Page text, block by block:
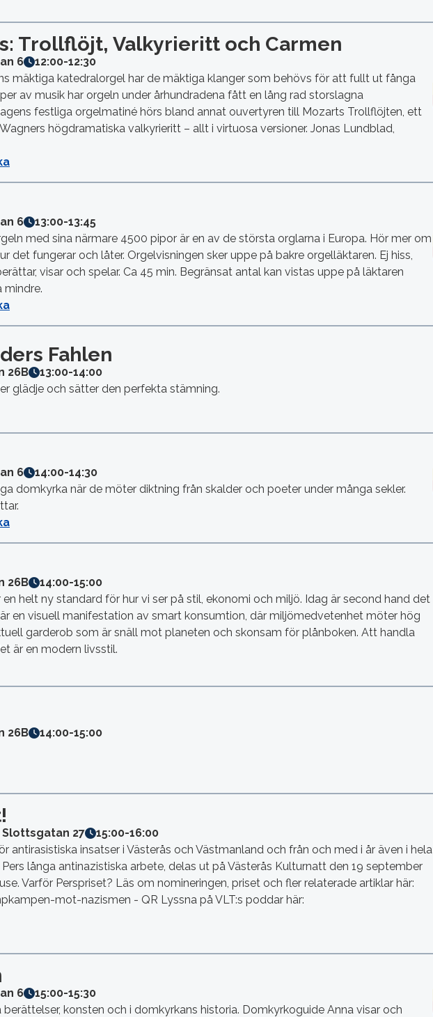
Trollflöjt, Valkyrieritt och Carmen
6 12:00-12:30
mäktiga katedralorgel har de mäktiga klanger som behövs för att fullt ut fånga
av musik har orgeln under århundradena fått en lång rad storslagna
festliga orgelmatiné hörs bland annat ouvertyren till Mozarts Trollflöjten, ett
högdramatiska valkyrieritt – allt i virtuosa versioner. Jonas Lundblad,
6 13:00-13:45
med sina närmare 4500 pipor är en av de största orglarna i Europa. Hör mer om
det fungerar och låter. Orgelvisningen sker uppe på bakre orgelläktaren. Ej hiss,
visar och spelar. Ca 45 min. Begränsat antal kan vistas uppe på läktaren
mindre.
Fahlen
26B 13:00-14:00
glädje och sätter den perfekta stämning.
6 14:00-14:30
domkyrka när de möter diktning från skalder och poeter under många sekler.
26B 14:00-15:00
helt ny standard för hur vi ser på stil, ekonomi och miljö. Idag är second hand det
en visuell manifestation av smart konsumtion, där miljömedvetenhet möter hög
garderob som är snäll mot planeten och skonsam för plånboken. Att handla
är en modern livsstil.
26B 14:00-15:00
Slottsgatan 27 15:00-16:00
antirasistiska insatser i Västerås och Västmanland och från och med i år även i hela
långa antinazistiska arbete, delas ut på Västerås Kulturnatt den 19 september
Varför Perspriset? Läs om nomineringen, priset och fler relaterade artiklar här:
mot-nazismen - QR Lyssna på VLT:s poddar här:
6 15:00-15:30
konsten och i domkyrkans historia. Domkyrkoguide Anna visar och